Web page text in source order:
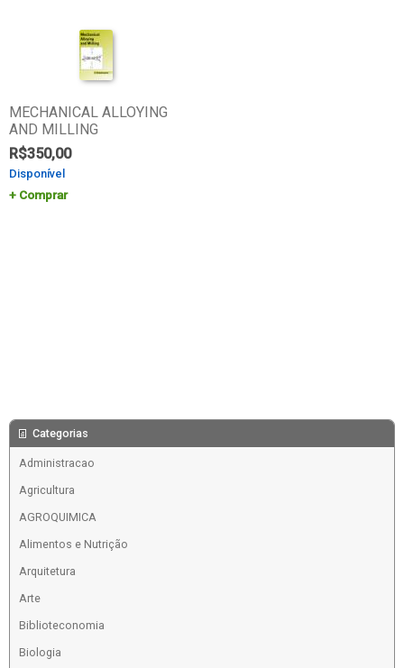
MECHANICAL ALLOYING
AND MILLING
R$350,00
Disponível
Comprar
Categorias
Administracao
Agricultura
AGROQUIMICA
Alimentos e Nutrição
Arquitetura
Arte
Biblioteconomia
Biologia